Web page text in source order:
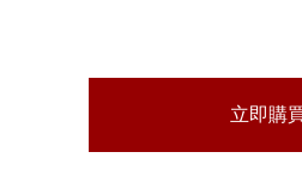
立即購